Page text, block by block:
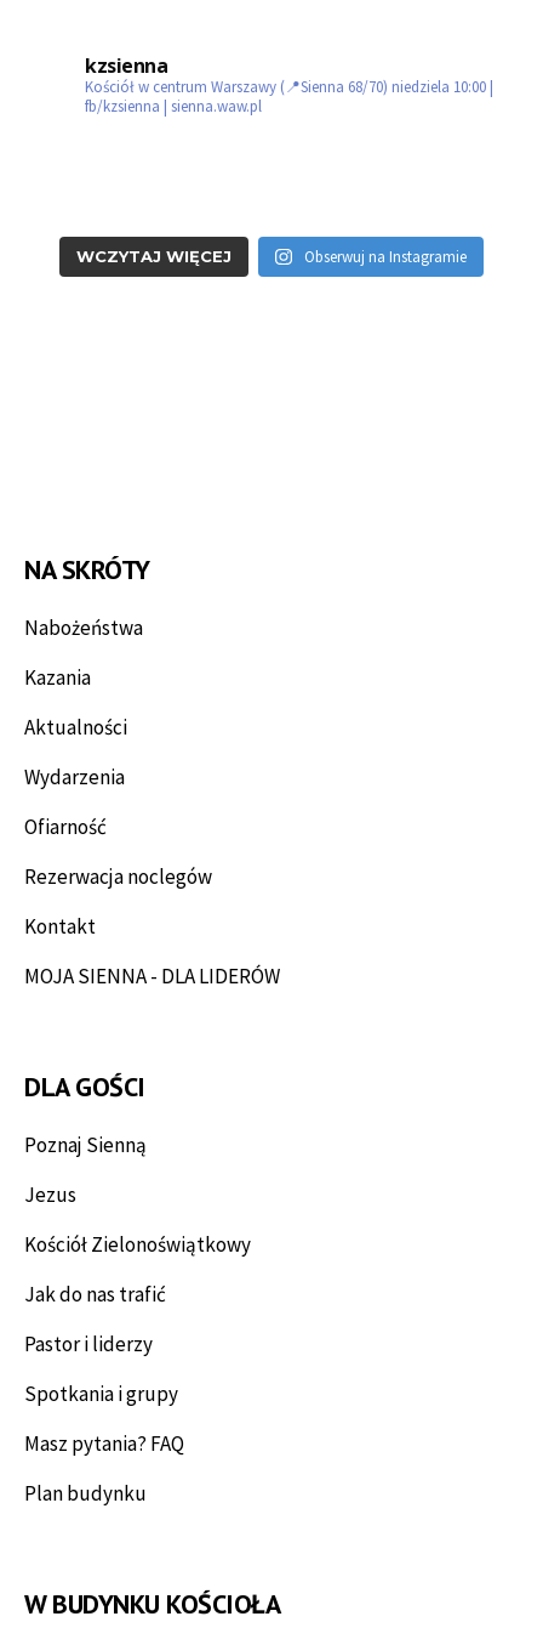
kzsienna
Kościół w centrum Warszawy (📍Sienna 68/70) niedziela 10:00 |
fb/kzsienna | sienna.waw.pl
WCZYTAJ WIĘCEJ Obserwuj na Instagramie
NA SKRÓTY
Nabożeństwa
Kazania
Aktualności
Wydarzenia
Ofiarność
Rezerwacja noclegów
Kontakt
MOJA SIENNA - DLA LIDERÓW
DLA GOŚCI
Poznaj Sienną
Jezus
Kościół Zielonoświątkowy
Jak do nas trafić
Pastor i liderzy
Spotkania i grupy
Masz pytania? FAQ
Plan budynku
W BUDYNKU KOŚCIOŁA